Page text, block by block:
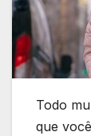
Todo
que